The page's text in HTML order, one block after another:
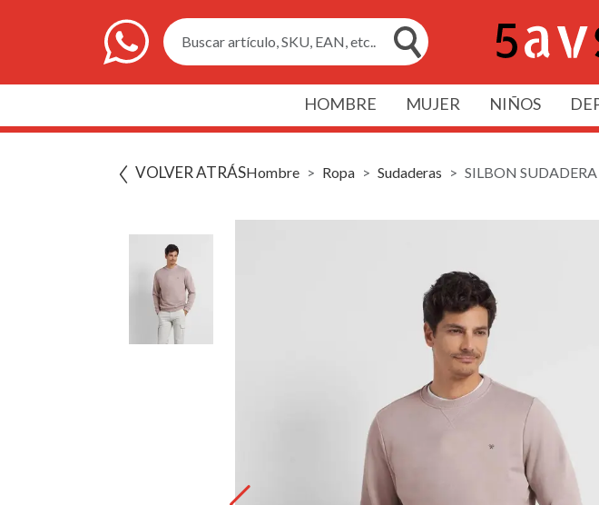
Buscar artículo, SKU, EAN, etc..
HOMBRE MUJER NIÑOS
VOLVER ATRÁSHombre Ropa Sudaderas SILBON